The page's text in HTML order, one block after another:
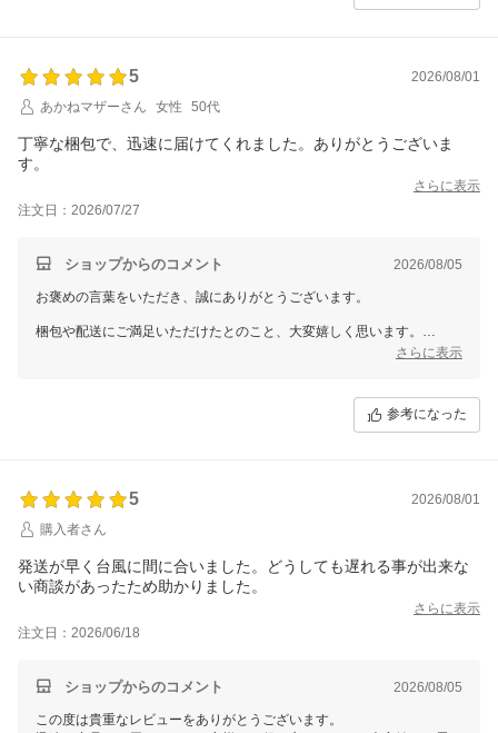
5
2026/08/01
あかねマザーさん
女性 50代
丁寧な梱包で、迅速に届けてくれました。ありがとうございま
す。
さらに表示
注文日：2026/07/27
ショップからのコメント 2026/08/05
お褒めの言葉をいただき、誠にありがとうございます。
梱包や配送にご満足いただけたとのこと、大変嬉しく思います。
これからも迅速で丁寧な対応を心がけてまいりますので、引き続きよろ
さらに表示
参考になった
5
2026/08/01
購入者さん
発送が早く台風に間に合いました。どうしても遅れる事が出来な
い商談があったため助かりました。
さらに表示
注文日：2026/06/18
ショップからのコメント 2026/08/05
この度は貴重なレビューをありがとうございます。